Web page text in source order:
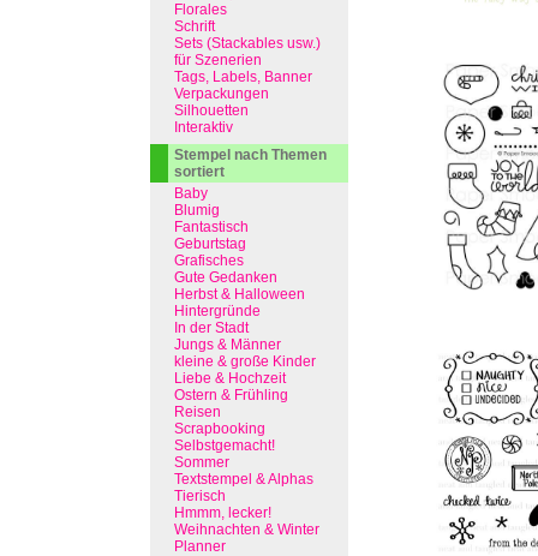
Florales
Schrift
Sets (Stackables usw.)
für Szenerien
Tags, Labels, Banner
Verpackungen
Silhouetten
Interaktiv
Stempel nach Themen
sortiert
Baby
Blumig
Fantastisch
Geburtstag
Grafisches
Gute Gedanken
Herbst & Halloween
Hintergründe
In der Stadt
Jungs & Männer
kleine & große Kinder
Liebe & Hochzeit
Ostern & Frühling
Reisen
Scrapbooking
Selbstgemacht!
Sommer
Textstempel & Alphas
Tierisch
Hmmm, lecker!
Weihnachten & Winter
Planner